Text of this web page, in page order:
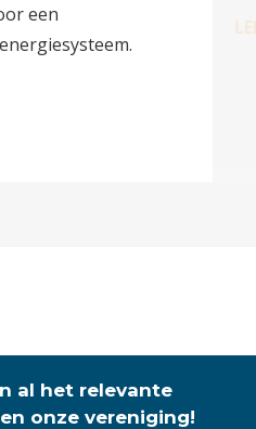
een
al het relevante
onze vereniging!